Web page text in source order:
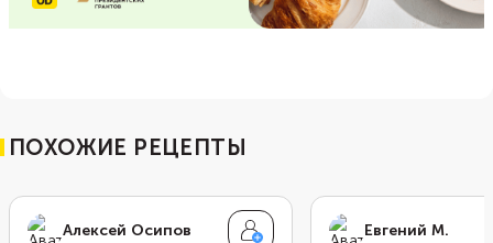
ПОХОЖИЕ РЕЦЕПТЫ
Алексей Осипов Евгений М.